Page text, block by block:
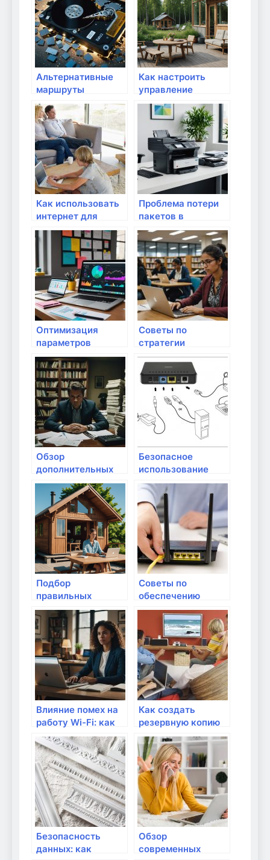
Альтернативные
маршруты
передачи данных в
условиях кризиса
Как настроить
управление
потоком данных в
зависимости от
ситуации?
Как использовать
интернет для
создания бизнес-
моделей?
Проблема потери
пакетов в
интернет-
соединении: пути
решения
Оптимизация
параметров
оборудования для
обмена данными
Советы по
стратегии
улучшения работы
в интернет-сетях
Обзор
дополнительных
функций
современных
маршрутизаторов
Безопасное
использование
облачных сервисов
и хранение данных
Подбор
правильных
форматов для
стриминга и
загрузок данных
Советы по
обеспечению
доступности для
недостатков
сетевых
возможностей
Влияние помех на
работу Wi-Fi: как
улучшить
стабильность
соединения
Как создать
резервную копию
данных в
домашней сети?
Безопасность
данных: как
Обзор
современных